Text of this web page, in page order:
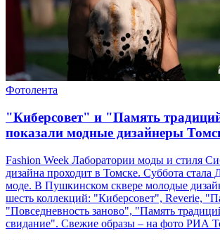
Фотолента
"Киберсовет" и "Память
показали модные дизайнеры
Fashion Week Лаборатории моды и стиля
дизайна проходит в Томске. Суббота стала
моде. В Пушкинском сквере молодые
шесть коллекций: "Киберсовет", Reverie,
"Повседневность заново", "Память
свидание". Свежие образы – на фото РИА